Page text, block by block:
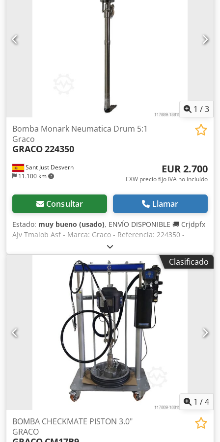
Comprar bomba de membrana Caffini | Libellula 1-3
NUEVA | Equivalente a PDI 3A & AMT 337G-96B | Bomba
socio fiable para tecnología de bombeo y maquinaria de
construcción: Claudio Macagnino Baumaschinen &
1 /3
Sant Just Desvern
11.100 km
Bomba Monark Neumatica Drum 5:1
Graco
GRACO224350
EUR 2.700
EXW precio fijo IVA no incluído
Consultar Llamar
Estado: muy bueno (usado), ENVÍO DISPONIBLE 🚚 Crjdpfx
Ajv Tmalob Asf - Marca: Graco - Referencia: 224350 -
Industria en general - Aplicación: Pintura ,Adhesión,
Sellado, PVC, Juntas, Encapsulación, Moldeo, Descarga,
Relleno en caso de falta de material - Caudal máximo: 9,46
l/min - Presión de trabajo máxima: 62 bares - Presión
máxima de entrada de aire: 12,41 bares - Relación de
presión 5:1 - Temperatura máxima de funcionamiento 82
°C - Producto de segunda mano totalmente revisado -
Garantía de 1 año - Envío o recogida en tienda disponibles
- IVA 21% NO incluido
Clasificado
1 /4
BOMBA CHECKMATE PISTON 3.0"
GRACO